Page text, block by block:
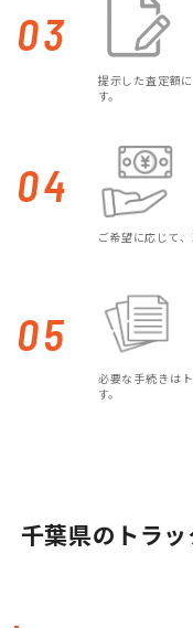
03
提示した査定額
す。
04
ご希望に応じて
05
必要な手続きは
す。
千葉県のトラ